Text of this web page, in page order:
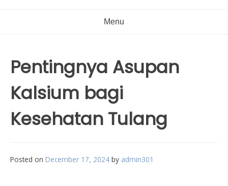
Menu
Pentingnya Asupan
Kalsium bagi
Kesehatan Tulang
Posted on December 17, 2024 by admin301